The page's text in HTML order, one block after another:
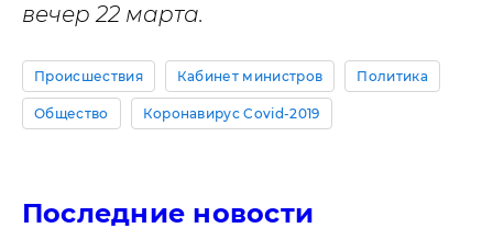
вечер 22 марта.
Происшествия Кабинет министров Политика
Общество Коронавирус Covid-2019
Последние новости